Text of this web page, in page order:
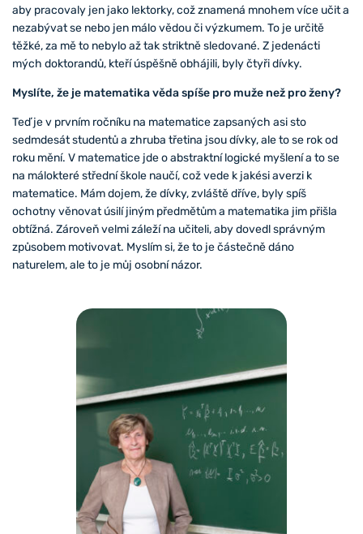
aby pracovaly jen jako lektorky, což znamená mnohem více učit a
nezabývat se nebo jen málo vědou či výzkumem. To je určitě
těžké, za mě to nebylo až tak striktně sledované. Z jedenácti
mých doktorandů, kteří úspěšně obhájili, byly čtyři dívky.
Myslíte, že je matematika věda spíše pro muže než pro ženy?
Teď je v prvním ročníku na matematice zapsaných asi sto
sedmdesát studentů a zhruba třetina jsou dívky, ale to se rok od
roku mění. V matematice jde o abstraktní logické myšlení a to se
na málokteré střední škole naučí, což vede k jakési averzi k
matematice. Mám dojem, že dívky, zvláště dříve, byly spíš
ochotny věnovat úsilí jiným předmětům a matematika jim přišla
obtížná. Zároveň velmi záleží na učiteli, aby dovedl správným
způsobem motivovat. Myslím si, že to je částečně dáno
naturelem, ale to je můj osobní názor.